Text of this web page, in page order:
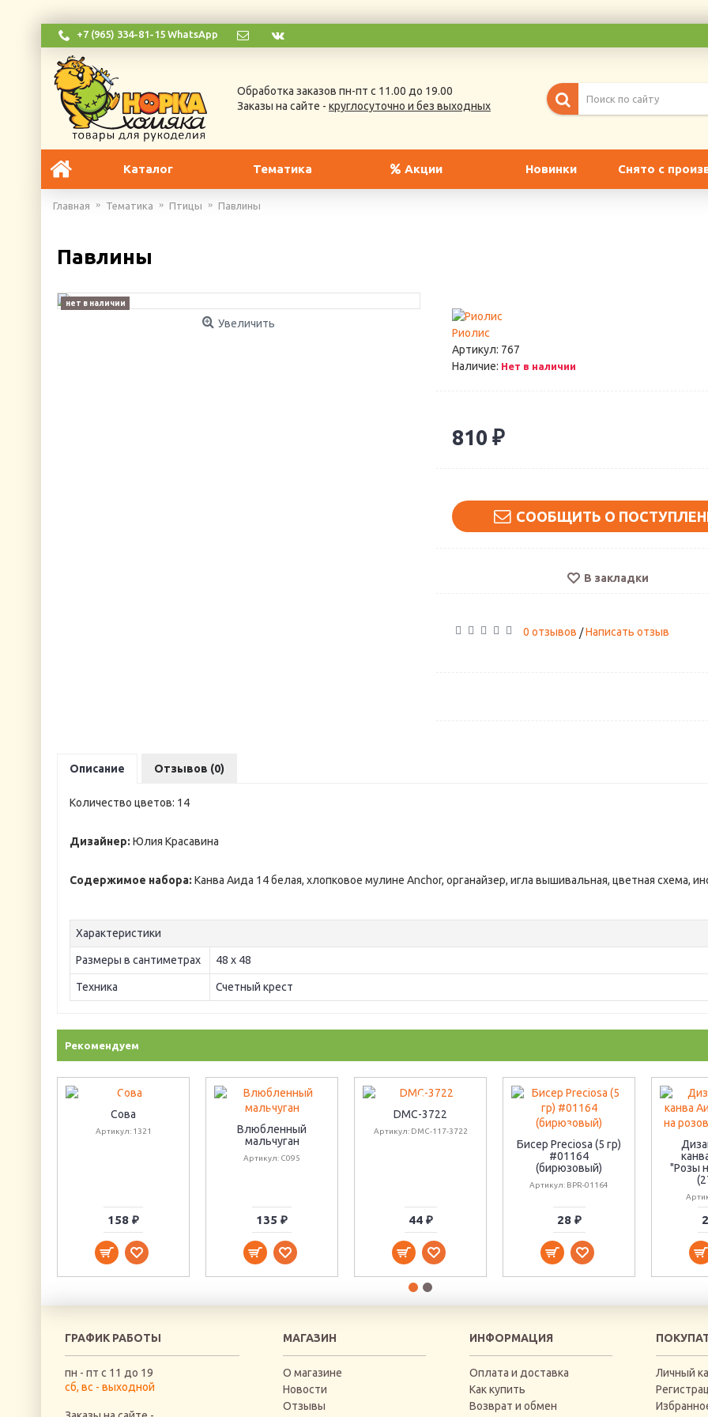
+7 (965) 334-81-15 WhatsApp
Обработка заказов пн-пт с 11.00 до 19.00
Заказы на сайте - круглосуточно и без выходных
Каталог Тематика Акции Новинки Снято с
Главная Тематика Птицы Павлины
Павлины
нет в наличии
Увеличить
Риолис
Артикул: 767
Наличие: Нет в наличии
810 ₽
СООБЩИТЬ О
В закладки
0 отзывов /Написать отзыв
Описание Отзывов (0)
Количество цветов: 14
Дизайнер: Юлия Красавина
Содержимое набора: Канва Аида 14 белая, хлопковое мулине Anchor, органайзер, игла вышивальная, цветная схема,
Характеристики
Размеры в сантиметрах 48 х 48
Техника Счетный крест
Рекомендуем
Сова
Артикул: 1321
158 ₽
Влюбленный
мальчуган
Артикул: C095
135 ₽
DMC-3722
Артикул: DMC-117-3722
44 ₽
Бисер Preciosa (5 гр)
#01164
(бирюзовый)
Артикул: BPR-01164
28 ₽
"Розы
ГРАФИК РАБОТЫ
пн - пт с 11 до 19
сб, вс - выходной
МАГАЗИН
О магазине
Новости
Отзывы
ИНФОРМАЦИЯ
Оплата и доставка
Как купить
Возврат и обмен
Личный